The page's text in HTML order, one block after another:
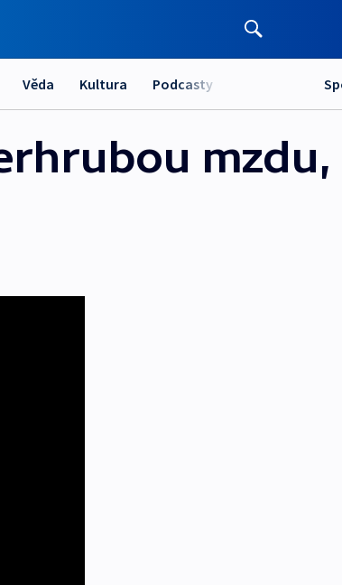
Věda Kultura Podcasty
mzdu,